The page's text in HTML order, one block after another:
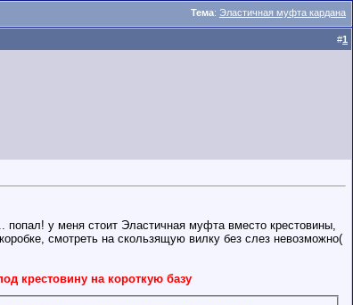
Тема: Эластичная муфта кардана
#1
у меня стоит Эластичная муфта вместо крестовины,
смотреть на скользящую вилку без слез невозможно(
крестовину на короткую базу